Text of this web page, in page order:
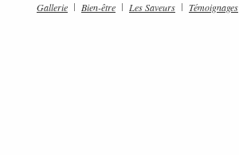
Gallerie
Bien-être Les Saveurs Témoignages